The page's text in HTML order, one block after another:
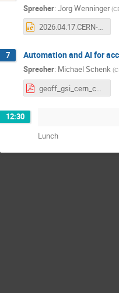
Sprecher: Jorg Wenninger (
2026.04.17.CERN-GSI-meeting.SW.V2.pptx
7 Automation and AI for
Sprecher: Michael Schenk (
geoff_gsi_cern_collab_170426_v2.pdf
12:30
Lunch